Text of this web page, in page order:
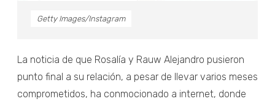
Getty Images/Instagram
La noticia de que Rosalía y Rauw Alejandro pusieron
punto final a su relación, a pesar de llevar varios meses
comprometidos, ha conmocionado a internet, donde